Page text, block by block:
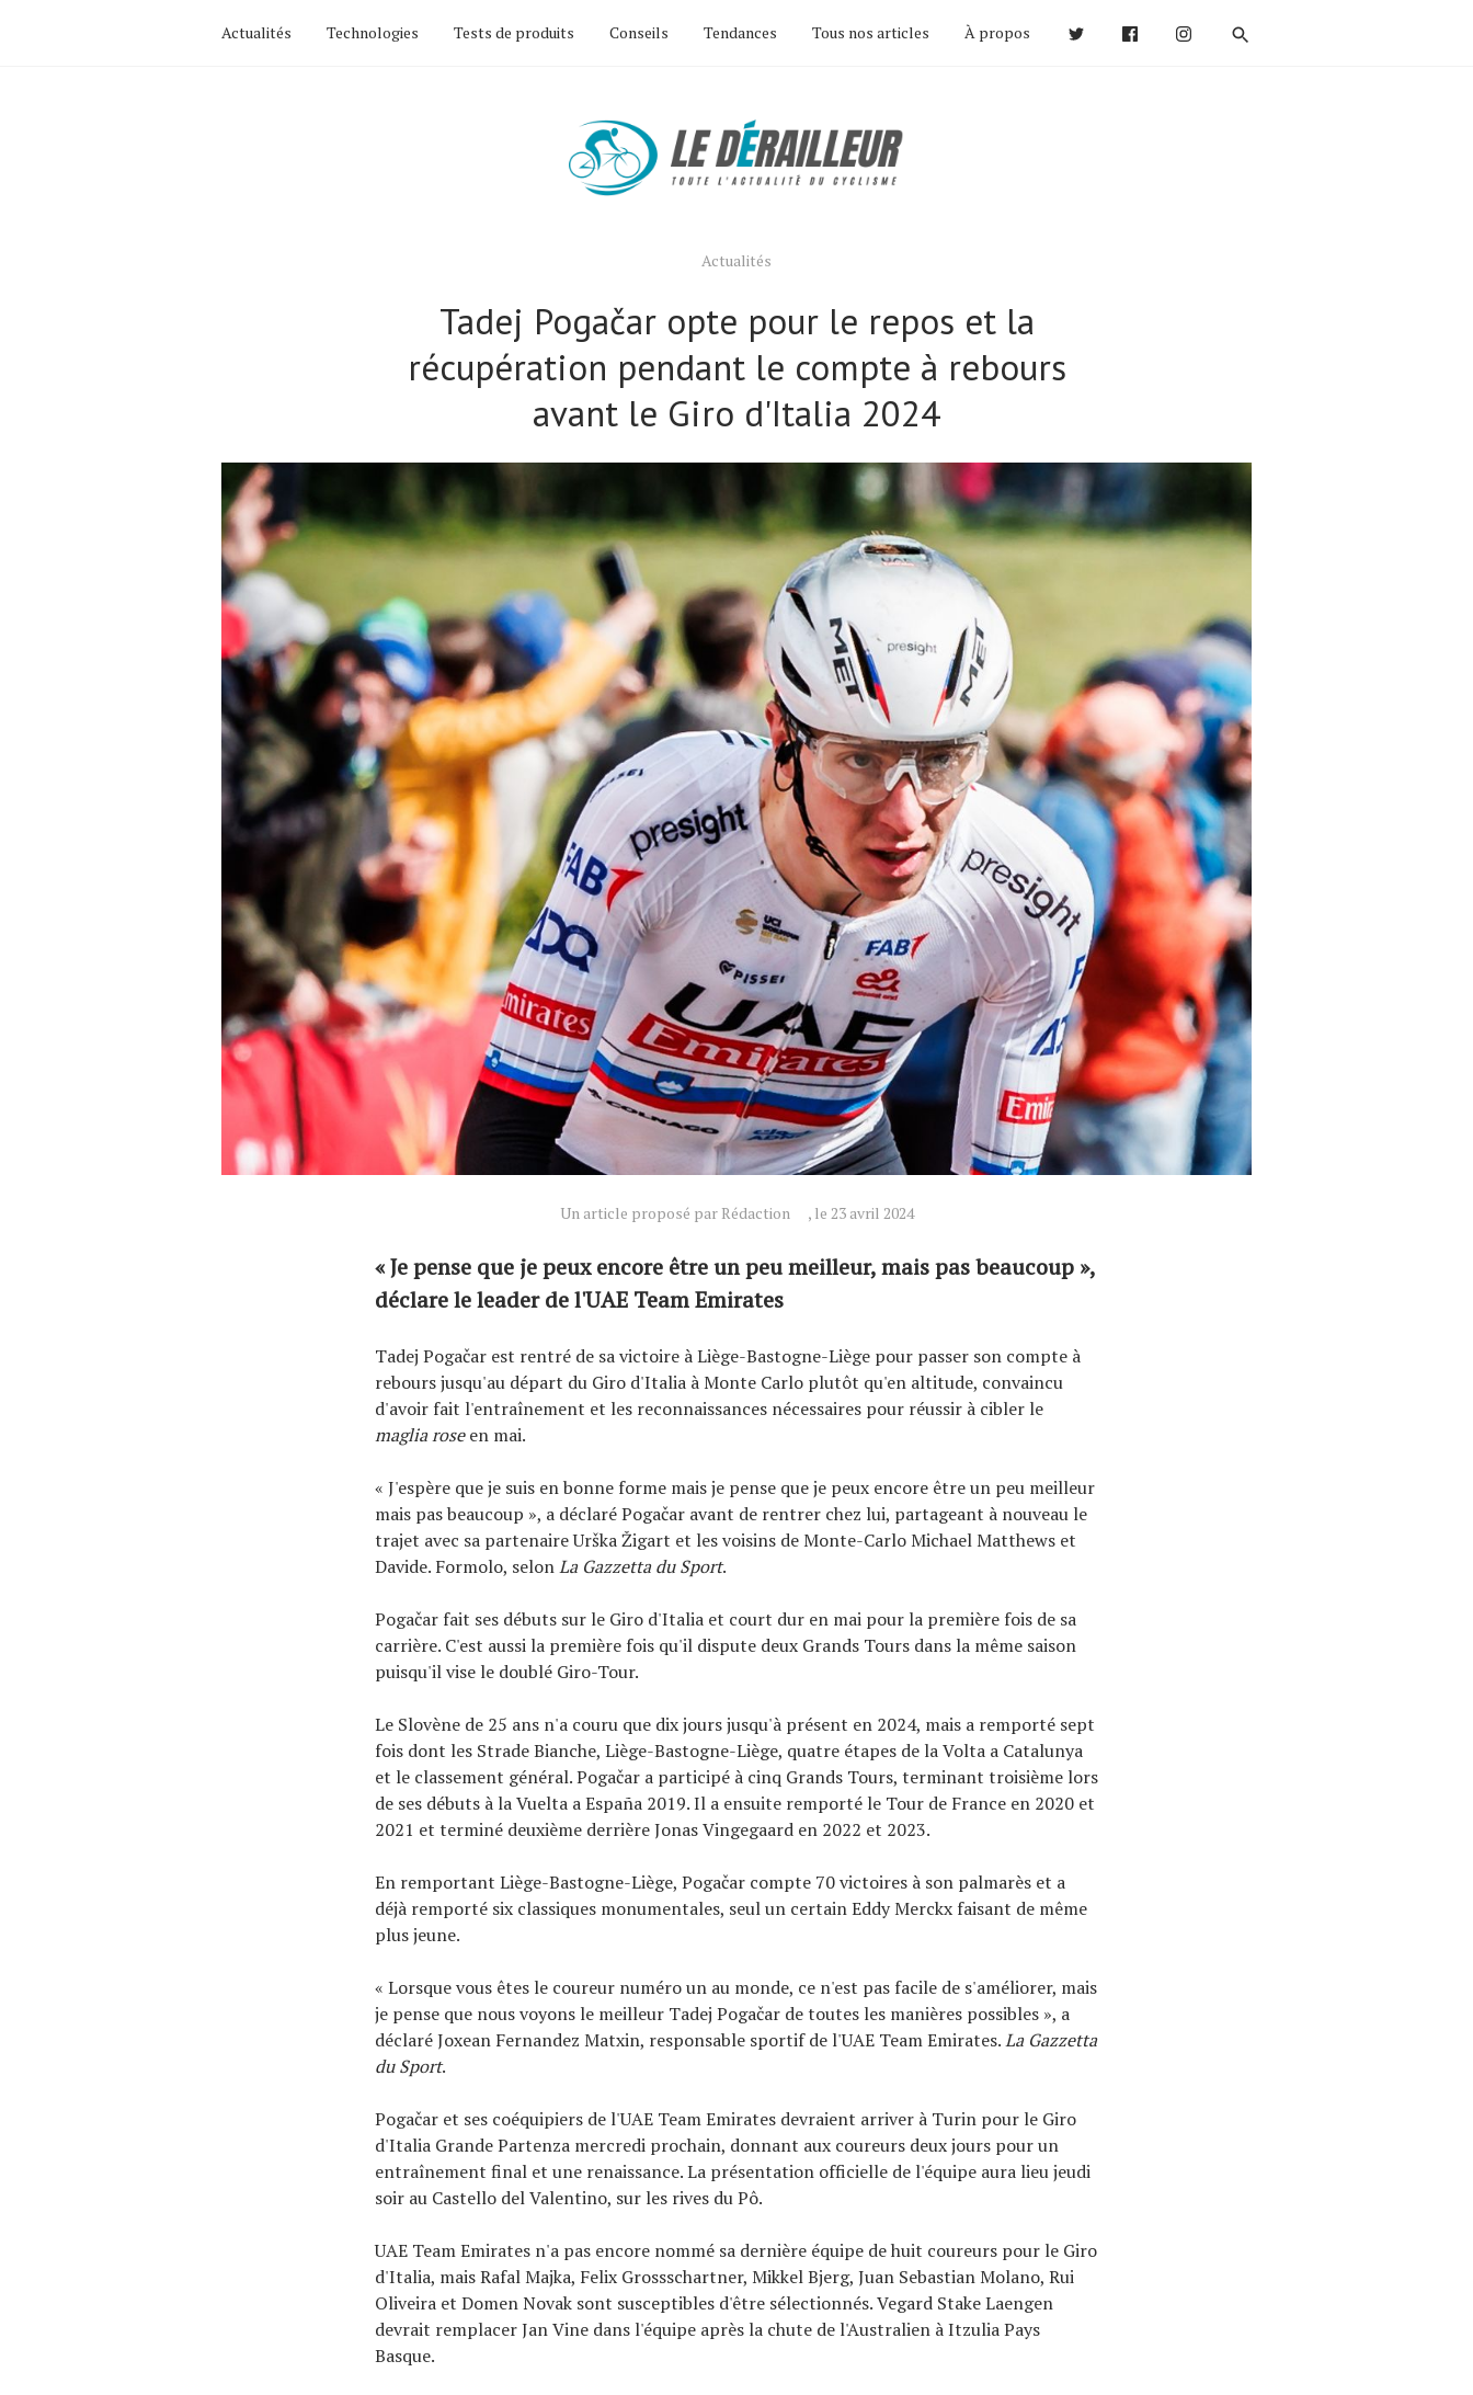
Actualités Technologies Tests de produits Conseils Tendances Tous nos articles À propos
Actualités
Tadej Pogačar opte pour le repos et la
récupération pendant le compte à rebours
avant le Giro d'Italia 2024
Un article proposé par Rédaction , le 23 avril 2024
« Je pense que je peux encore être un peu meilleur, mais pas beaucoup »,
déclare le leader de l'UAE Team Emirates
Tadej Pogačar est rentré de sa victoire à Liège-Bastogne-Liège pour passer son compte à
rebours jusqu'au départ du Giro d'Italia à Monte Carlo plutôt qu'en altitude, convaincu
d'avoir fait l'entraînement et les reconnaissances nécessaires pour réussir à cibler le
maglia roseen mai.
« J'espère que je suis en bonne forme mais je pense que je peux encore être un peu meilleur
mais pas beaucoup », a déclaré Pogačar avant de rentrer chez lui, partageant à nouveau le
trajet avec sa partenaire Urška Žigart et les voisins de Monte-Carlo Michael Matthews et
Davide. Formolo, selonLa Gazzetta du Sport.
Pogačar fait ses débuts sur le Giro d'Italia et court dur en mai pour la première fois de sa
carrière. C'est aussi la première fois qu'il dispute deux Grands Tours dans la même saison
puisqu'il vise le doublé Giro-Tour.
Le Slovène de 25 ans n'a couru que dix jours jusqu'à présent en 2024, mais a remporté sept
fois dont les Strade Bianche, Liège-Bastogne-Liège, quatre étapes de la Volta a Catalunya
et le classement général. Pogačar a participé à cinq Grands Tours, terminant troisième lors
de ses débuts à la Vuelta a España 2019. Il a ensuite remporté le Tour de France en 2020 et
2021 et terminé deuxième derrière Jonas Vingegaard en 2022 et 2023.
En remportant Liège-Bastogne-Liège, Pogačar compte 70 victoires à son palmarès et a
déjà remporté six classiques monumentales, seul un certain Eddy Merckx faisant de même
plus jeune.
« Lorsque vous êtes le coureur numéro un au monde, ce n'est pas facile de s'améliorer, mais
je pense que nous voyons le meilleur Tadej Pogačar de toutes les manières possibles », a
déclaré Joxean Fernandez Matxin, responsable sportif de l'UAE Team Emirates.La Gazzetta
du Sport.
Pogačar et ses coéquipiers de l'UAE Team Emirates devraient arriver à Turin pour le Giro
d'Italia Grande Partenza mercredi prochain, donnant aux coureurs deux jours pour un
entraînement final et une renaissance. La présentation officielle de l'équipe aura lieu jeudi
soir au Castello del Valentino, sur les rives du Pô.
UAE Team Emirates n'a pas encore nommé sa dernière équipe de huit coureurs pour le Giro
d'Italia, mais Rafal Majka, Felix Grossschartner, Mikkel Bjerg, Juan Sebastian Molano, Rui
Oliveira et Domen Novak sont susceptibles d'être sélectionnés. Vegard Stake Laengen
devrait remplacer Jan Vine dans l'équipe après la chute de l'Australien à Itzulia Pays
Basque.